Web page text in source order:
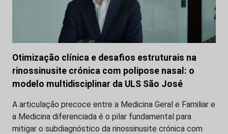
Otimização clínica e desafios estruturais na
rinossinusite crónica com polipose nasal: o
modelo multidisciplinar da ULS São José
A articulação precoce entre a Medicina Geral e Familiar e
a Medicina diferenciada é o pilar fundamental para
mitigar o subdiagnóstico da rinossinusite crónica com